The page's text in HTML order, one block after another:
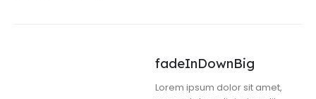
fadeInDownBig
Lorem ipsum dolor sit amet,